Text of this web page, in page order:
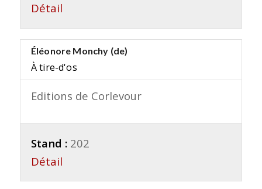
Détail
Éléonore Monchy (de)
À tire-d'os
Editions de Corlevour
Stand : 202
Détail